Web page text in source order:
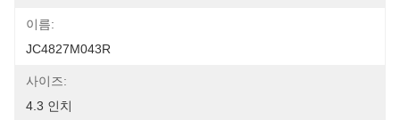
이름:
JC4827M043R
사이즈:
4.3 인치